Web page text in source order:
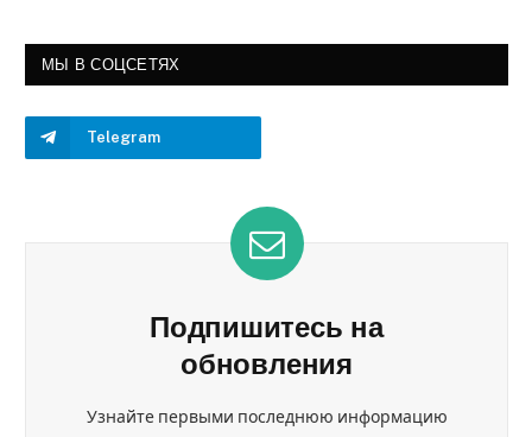
МЫ В СОЦСЕТЯХ
Telegram
Подпишитесь на
обновления
Узнайте первыми последнюю информацию